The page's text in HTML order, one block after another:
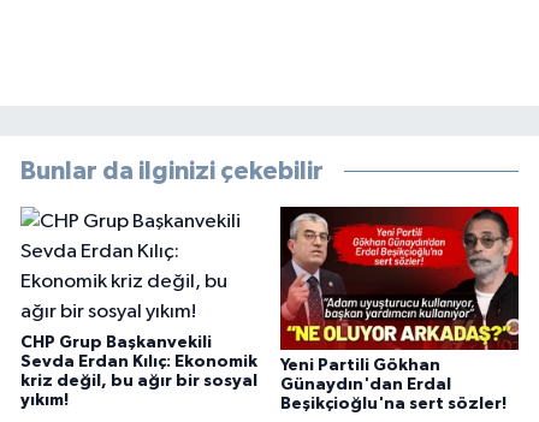
Bunlar da ilginizi çekebilir
CHP Grup Başkanvekili
Sevda Erdan Kılıç: Ekonomik
kriz değil, bu ağır bir sosyal
yıkım!
Yeni Partili Gökhan
Günaydın'dan Erdal
Beşikçioğlu'na sert sözler!